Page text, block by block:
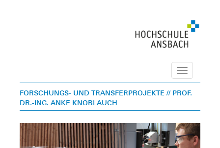
Navigation
FORSCHUNGS- UND TRANSFERPROJEKTE // PROF.
DR.-ING. ANKE KNOBLAUCH